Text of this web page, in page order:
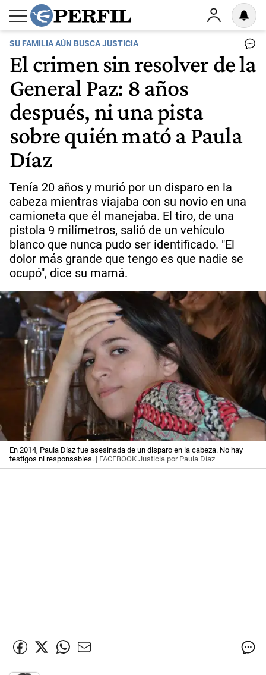
SU FAMILIA AÚN BUSCA JUSTICIA
El crimen sin resolver de la
General Paz: 8 años
después, ni una pista
sobre quién mató a Paula
Díaz
Tenía 20 años y murió por un disparo en la
cabeza mientras viajaba con su novio en una
camioneta que él manejaba. El tiro, de una
pistola 9 milímetros, salió de un vehículo
blanco que nunca pudo ser identificado. "El
dolor más grande que tengo es que nadie se
ocupó", dice su mamá.
En 2014, Paula Díaz fue asesinada de un disparo en la cabeza. No hay
testigos ni responsables. | FACEBOOK Justicia por Paula Díaz